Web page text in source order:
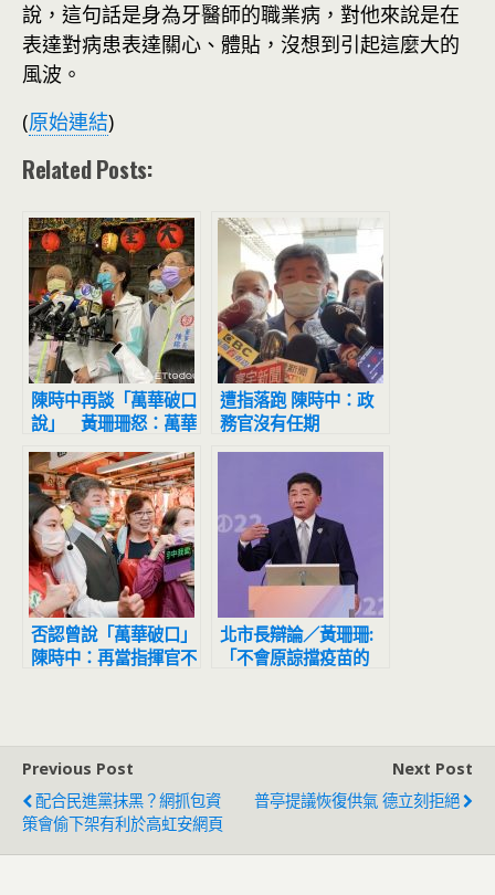
說，這句話是身為牙醫師的職業病，對他來說是在
表達對病患表達關心、體貼，沒想到引起這麼大的
風波。
(原始連結)
Related Posts:
陳時中再談「萬華破口
說」 黃珊珊怒：萬華
從來不是破口
遭指落跑 陳時中：政
務官沒有任期
否認曾說「萬華破口」
陳時中：再當指揮官不
北市長辯論／黃珊珊:
「不會原諒擋疫苗的
Previous Post
配合民進黨抹黑？網抓包資
策會偷下架有利於高虹安網頁
Next Post
普亭提議恢復供氣 德立刻拒絕